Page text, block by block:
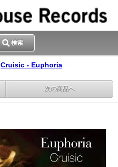
検索
Cruisic - Euphoria
次の商品へ